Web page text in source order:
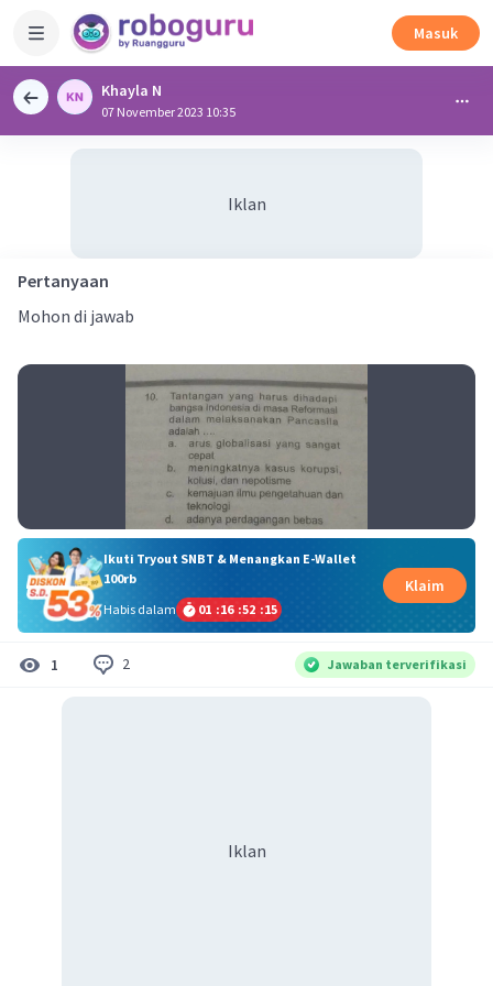
Masuk
Khayla N
07 November 2023 10:35
Iklan
Pertanyaan
Mohon di jawab
Ikuti Tryout SNBT & Menangkan E-Wallet
100rb
Habis dalam
01 :16 :52 :14
Klaim
1 2 Jawaban terverifikasi
Iklan